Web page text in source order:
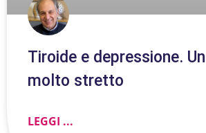
Tiroide e depressione.
molto stretto
LEGGI ...